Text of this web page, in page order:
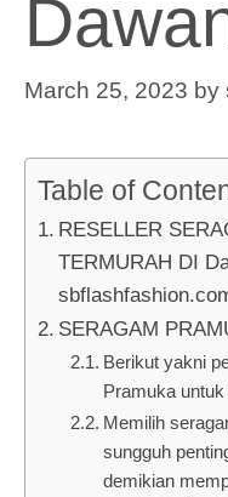
March 25, 2023 by
Table of
RESELLER
TERMURAH DI
SERAGAM
Berikut yakni
Pramuka
Memilih
sungguh
demikian